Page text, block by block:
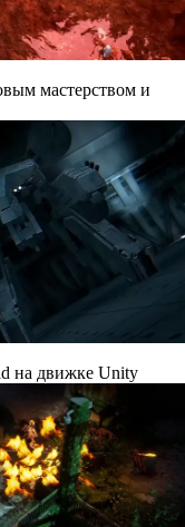
мастерством и
на движке Unity